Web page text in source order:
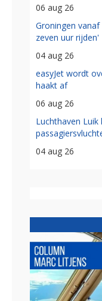
06 aug 26
Groningen
zeven uur rijden'
04 aug 26
easyJet wordt
haakt af
06 aug 26
Luchthaven
04 aug 26